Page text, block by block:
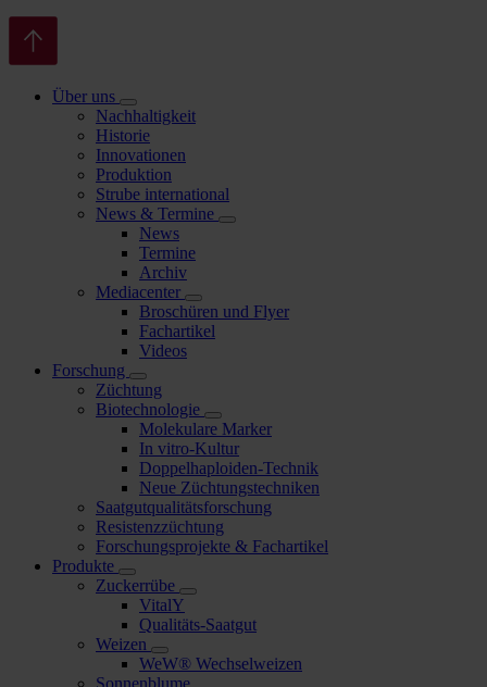
Über uns
Nachhaltigkeit
Historie
Innovationen
Produktion
Strube international
News & Termine
News
Termine
Archiv
Mediacenter
Broschüren und Flyer
Fachartikel
Videos
Forschung
Züchtung
Biotechnologie
Molekulare Marker
In vitro-Kultur
Doppelhaploiden-Technik
Neue Züchtungstechniken
Saatgutqualitätsforschung
Resistenzzüchtung
Forschungsprojekte & Fachartikel
Produkte
Zuckerrübe
VitalY
Qualitäts-Saatgut
Weizen
WeW® Wechselweizen